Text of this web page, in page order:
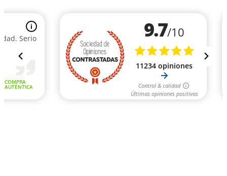
i
Serio
COMPRA
AUTÉNTICA
9.7/10
11234 opiniones
Control & calidad
Últimas opiniones positivas